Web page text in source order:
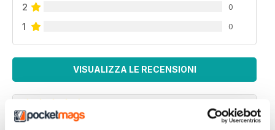
2 0
1 0
VISUALIZZA LE RECENSIONI